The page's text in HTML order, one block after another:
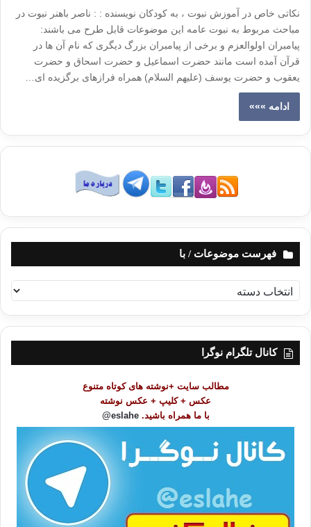
نکاتی خاص در آموزش نبوت ، به کودکان نویسنده : : ناصر باهنر نبوت در
مباحث مربوط به نبوت عامه این موضوعات قابل طرح می باشند:
پیامبران اولوالعزم و برخی از پیامبران بزرگ دیگری که نام آن ها در
قرآن آمده است مانند حضرت اسماعیل و حضرت اسحاق و حضرت
یعقوب و حضرت یوسف (علیهم السلام) همراه فرازهای برگزیده ای…
ادامه »»»
فهرست موضوعات / با
ه
ر
کانال تلگرام نوگرا
مطالب سایت +نوشته های کوتاه متنوع
عکس + کلیپ + عکس نوشته
با ما همراه باشید. eslahe@